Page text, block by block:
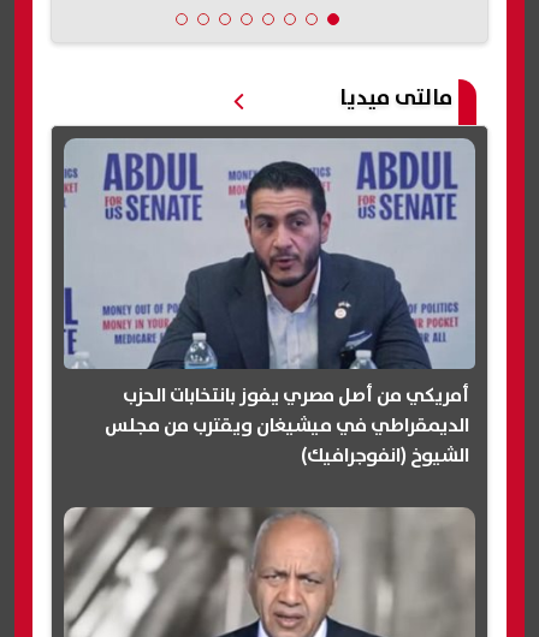
مالتى ميديا
أمريكي من أصل مصري يفوز بانتخابات الحزب
الديمقراطي في ميشيغان ويقترب من مجلس
الشيوخ (انفوجرافيك)